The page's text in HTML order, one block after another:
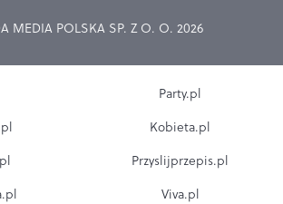
MEDIA POLSKA SP. Z O. O. 2026
Party.pl
Kobieta.pl
Przyslijprzepis.pl
Viva.pl